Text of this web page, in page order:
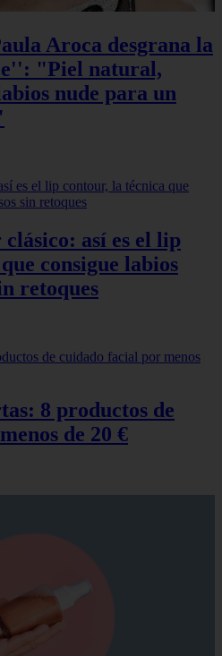
Aroca desgrana la
"Piel natural,
nude para un
así es el lip
consigue labios
retoques
8 productos de
de 20 €